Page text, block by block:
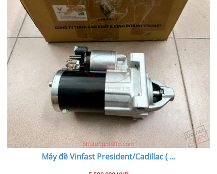
Máy đề Vinfast President/Cadillac ( ...